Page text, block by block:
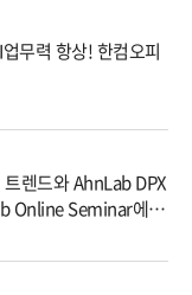
무력 항상! 한컴오피
렌드와 AhnLab DPX
Online Seminar에 초